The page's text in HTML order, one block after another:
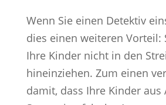
Wenn Sie einen Detektiv
dies einen weiteren Vorteil:
Ihre Kinder nicht in den
hineinziehen. Zum einen
damit, dass Ihre Kinder aus